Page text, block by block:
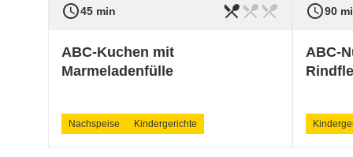
access_time45 min
Schwierigkeit leicht
restaurant_menu restaurant_menu restaurant_menu
ABC-Kuchen mit
Marmeladenfülle
Nachspeise Kindergerichte
access_time90
ABC-